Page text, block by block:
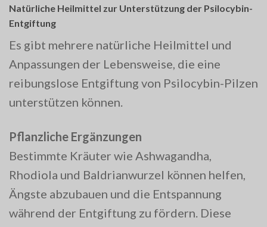
Natürliche Heilmittel zur Unterstützung der Psilocybin-
Entgiftung
Es gibt mehrere natürliche Heilmittel und
Anpassungen der Lebensweise, die eine
reibungslose Entgiftung von Psilocybin-Pilzen
unterstützen können.
Pflanzliche Ergänzungen
Bestimmte Kräuter wie Ashwagandha,
Rhodiola und Baldrianwurzel können helfen,
Ängste abzubauen und die Entspannung
während der Entgiftung zu fördern. Diese